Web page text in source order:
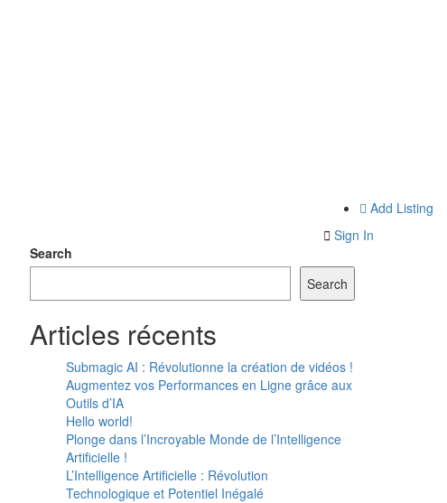
Add Listing
Sign In
Search
Search
Articles récents
Submagic AI : Révolutionne la création de vidéos !
Augmentez vos Performances en Ligne grâce aux
Outils d’IA
Hello world!
Plonge dans l’Incroyable Monde de l’Intelligence
Artificielle !
L’Intelligence Artificielle : Révolution
Technologique et Potentiel Inégalé